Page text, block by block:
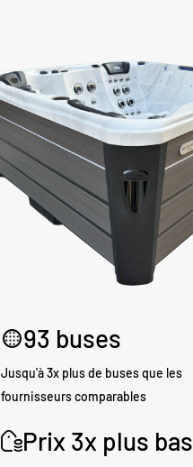
93 buses
Jusqu'à 3x plus de buses que les
fournisseurs comparables
Prix 3x plus bas